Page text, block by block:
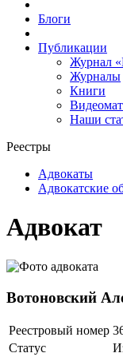
Блоги
Публикации
Журнал
Журналы
Книги
Наши
Реестры
Адвокаты
Адвокатские
Адвокат
Вотоновский
Реестровый номер
Статус